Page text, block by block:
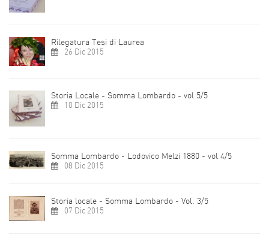
Rilegatura Tesi di Laurea
26 Dic 2015
Storia Locale - Somma Lombardo - vol 5/5
10 Dic 2015
Somma Lombardo - Lodovico Melzi 1880 - vol 4/5
08 Dic 2015
Storia locale - Somma Lombardo - Vol. 3/5
07 Dic 2015